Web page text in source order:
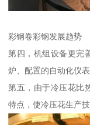
彩钢卷彩钢发展趋势
第四，机组设备更完
炉、配置的自动化仪表
第五，由于冷压花比
特点，使冷压花生产